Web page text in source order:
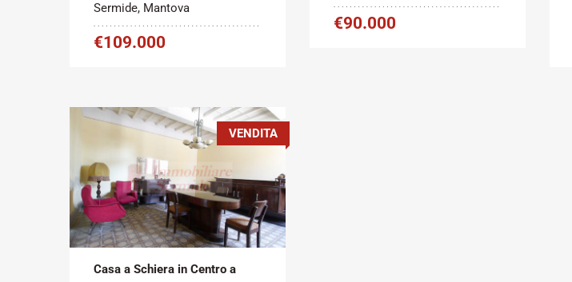
Sermide, Mantova
€109.000
€90.000
Tipo
contratto:
Vendita
Metratura
Commerciale:
250 m2
VENDITA
Casa a Schiera in Centro a